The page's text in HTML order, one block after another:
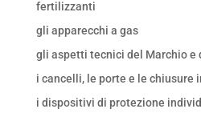
fertilizzanti
gli apparecchi a gas
gli aspetti tecnici del Marchio e
i cancelli, le porte e le chiusure
i dispositivi di protezione